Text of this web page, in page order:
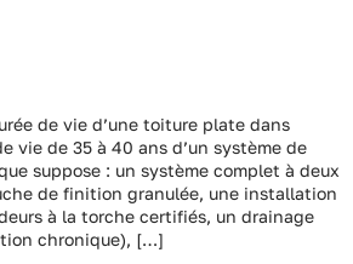
de vie d’une toiture plate dans
vie de 35 à 40 ans d’un système de
suppose : un système complet à deux
de finition granulée, une installation
à la torche certifiés, un drainage
chronique), […]